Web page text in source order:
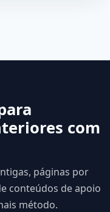
com
páginas por
conteúdos de apoio
método.